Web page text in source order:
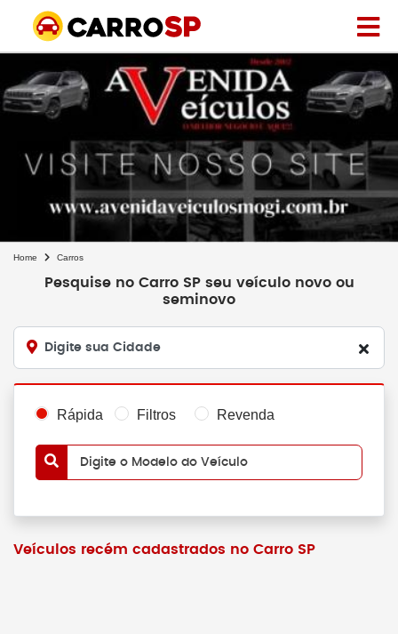
Home Carros
Pesquise no Carro SP seu veículo novo ou
seminovo
Digite sua Cidade
Rápida Filtros Revenda
Digite o Modelo do Veículo
Veículos recém cadastrados no Carro SP